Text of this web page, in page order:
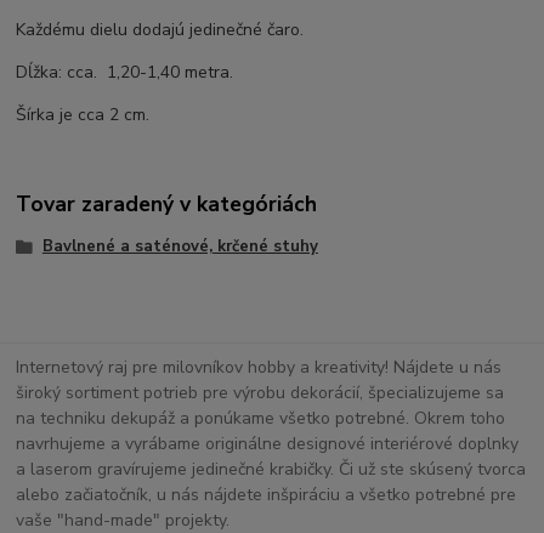
Každému dielu dodajú jedinečné čaro.
Dĺžka: cca. 1,20-1,40 metra.
Šírka je cca 2 cm.
Tovar zaradený v kategóriách
Bavlnené a saténové, krčené stuhy
Internetový raj pre milovníkov hobby a kreativity! Nájdete u nás
široký sortiment potrieb pre výrobu dekorácií, špecializujeme sa
na techniku dekupáž a ponúkame všetko potrebné. Okrem toho
navrhujeme a vyrábame originálne designové interiérové doplnky
a laserom gravírujeme jedinečné krabičky. Či už ste skúsený tvorca
alebo začiatočník, u nás nájdete inšpiráciu a všetko potrebné pre
vaše "hand-made" projekty.